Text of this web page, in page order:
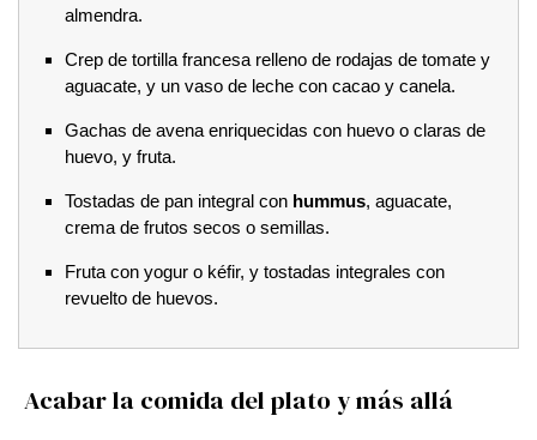
almendra.
Crep de tortilla francesa relleno de rodajas de tomate y
aguacate, y un vaso de leche con cacao y canela.
Gachas de avena enriquecidas con huevo o claras de
huevo, y fruta.
Tostadas de pan integral con hummus, aguacate,
crema de frutos secos o semillas.
Fruta con yogur o kéfir, y tostadas integrales con
revuelto de huevos.
Acabar la comida del plato y más allá